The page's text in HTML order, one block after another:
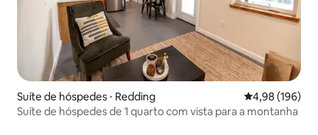
Suíte de hóspedes ⋅ Redding 4,98 de uma
4,98 (196)
Suíte de hóspedes de 1 quarto com vista para a montanha